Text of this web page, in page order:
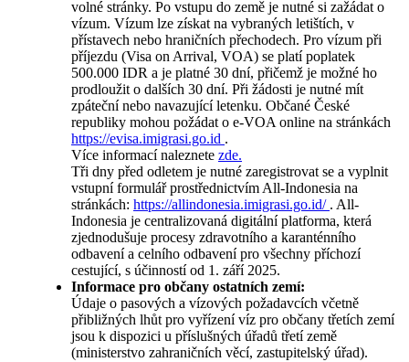
volné stránky. Po vstupu do země je nutné si zažádat o
vízum. Vízum lze získat na vybraných letištích, v
přístavech nebo hraničních přechodech. Pro vízum při
příjezdu (Visa on Arrival, VOA) se platí poplatek
500.000 IDR a je platné 30 dní, přičemž je možné ho
prodloužit o dalších 30 dní. Při žádosti je nutné mít
zpáteční nebo navazující letenku. Občané České
republiky mohou požádat o e-VOA online na stránkách
https://evisa.imigrasi.go.id .
Více informací naleznete zde.
Tři dny před odletem je nutné zaregistrovat se a vyplnit
vstupní formulář prostřednictvím All-Indonesia na
stránkách: https://allindonesia.imigrasi.go.id/ . All-
Indonesia je centralizovaná digitální platforma, která
zjednodušuje procesy zdravotního a karanténního
odbavení a celního odbavení pro všechny příchozí
cestující, s účinností od 1. září 2025.
Informace pro občany ostatních zemí:
Údaje o pasových a vízových požadavcích včetně
přibližných lhůt pro vyřízení víz pro občany třetích zemí
jsou k dispozici u příslušných úřadů třetí země
(ministerstvo zahraničních věcí, zastupitelský úřad).